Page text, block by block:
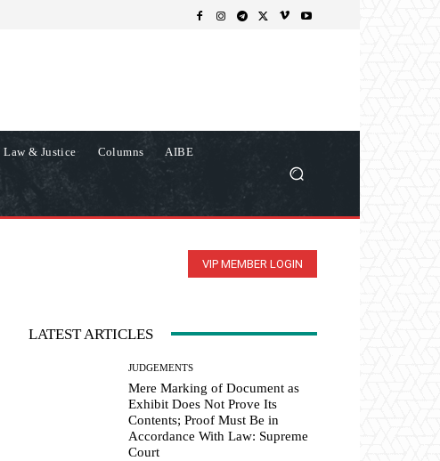
Law & Justice Columns AIBE
VIP MEMBER LOGIN
LATEST ARTICLES
JUDGEMENTS
Mere Marking of Document as
Exhibit Does Not Prove Its
Contents; Proof Must Be in
Accordance With Law: Supreme
Court